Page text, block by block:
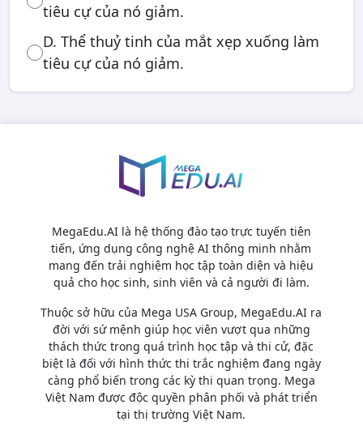
tiêu cự của nó giảm.
D. Thể thuỷ tinh của mắt xẹp xuống làm
tiêu cự của nó giảm.
MegaEdu.AI là hệ thống đào tạo trực tuyến tiên
tiến, ứng dụng công nghệ AI thông minh nhằm
mang đến trải nghiệm học tập toàn diện và hiệu
quả cho học sinh, sinh viên và cả người đi làm.
Thuộc sở hữu của Mega USA Group, MegaEdu.AI ra
đời với sứ mệnh giúp học viên vượt qua những
thách thức trong quá trình học tập và thi cử, đặc
biệt là đối với hình thức thi trắc nghiệm đang ngày
càng phổ biến trong các kỳ thi quan trọng. Mega
Việt Nam được độc quyền phân phối và phát triển
tại thị trường Việt Nam.